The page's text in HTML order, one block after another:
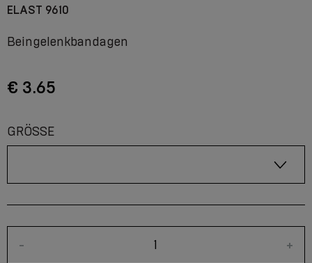
ELAST 9610
Beingelenkbandagen
€ 3.65
GRÖSSE
- +